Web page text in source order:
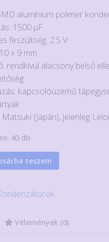
alumínium polimer
1500 µF
feszültség: 2.5 V
x 9 mm
rendkívül alacsony belső
kapcsolóüzemű
(Japán), jelenleg
40 db
teszem
Vélemények (0)